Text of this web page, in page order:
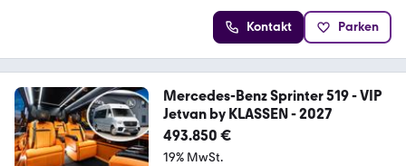
Kontakt Parken
Mercedes-Benz Sprinter 519 - VIP
Jetvan by KLASSEN - 2027
493.850 €
19% MwSt.